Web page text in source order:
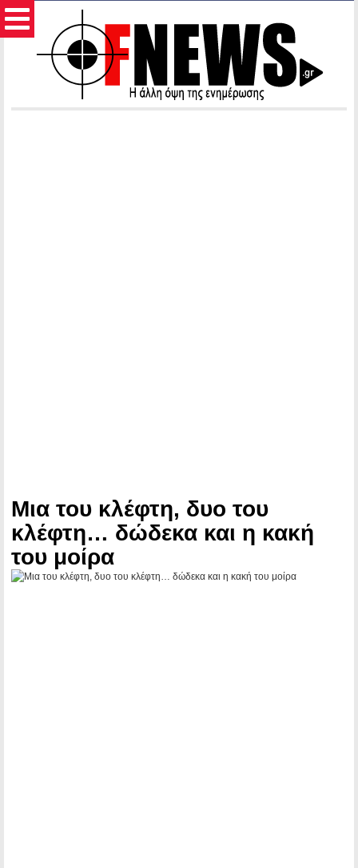
Μια του κλέφτη, δυο του
κλέφτη… δώδεκα και η κακή
του μοίρα